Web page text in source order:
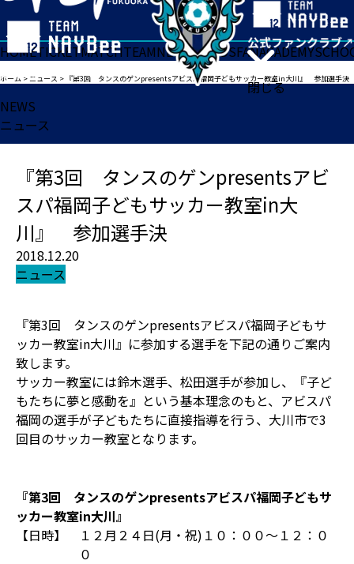
閉じる
HOMETICKETMATCHTEAMNEWSGOODSFANACADEMY
ホーム >ニュース > 『第3回 タンスのゲンpresentsアビスパ福岡子どもサッカー教室in大川』 参加選手決
NEWS
ニュース
『第3回 タンスのゲンpresentsアビ
スパ福岡子どもサッカー教室in大
川』 参加選手決
2018.12.20
ニュース
『第3回 タンスのゲンpresentsアビスパ福岡子どもサ
ッカー教室in大川』に参加する選手を下記の通りご案内
致します。
サッカー教室には鈴木選手、松田選手が参加し、『子ど
もたちに夢と感動を』という基本理念のもと、アビスパ
福岡の選手が子どもたちに直接指導を行う、大川市で3
回目のサッカー教室となります。
『第3回 タンスのゲンpresentsアビスパ福岡子どもサ
ッカー教室in大川』
【日時】
１２月２４日(月・祝)１０：００～１２：０
０